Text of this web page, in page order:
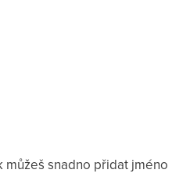
můžeš snadno přidat jméno